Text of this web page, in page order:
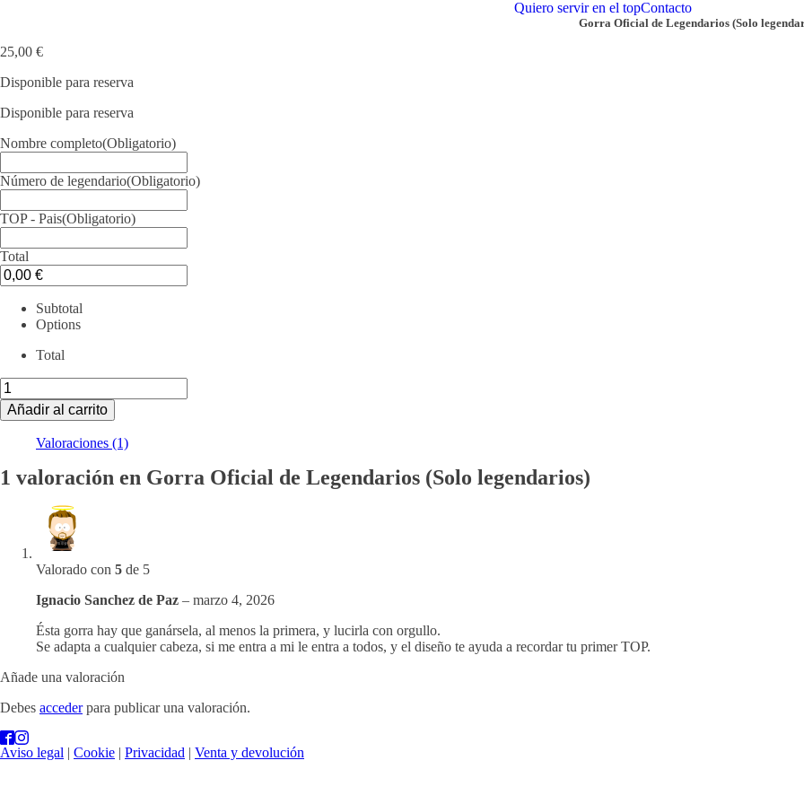
Quiero servir en el topContacto
Gorra Oficial de Legendarios (Solo
25,00 €
Disponible para reserva
Disponible para reserva
Nombre completo(Obligatorio)
Número de legendario(Obligatorio)
TOP - Pais(Obligatorio)
Total
Subtotal
Options
Total
Gorra
Oficial
de
cantidad
Añadir al carrito
Valoraciones (1)
1 valoración en Gorra Oficial de Legendarios (Solo legendarios)
Valorado con 5 de 5
Ignacio Sanchez de Paz – marzo 4, 2026
Ésta gorra hay que ganársela, al menos la primera, y lucirla con orgullo.
Se adapta a cualquier cabeza, si me entra a mi le entra a todos, y el diseño te ayuda a recordar tu primer TOP.
Añade una valoración
Debes accederpara publicar una valoración.
Aviso legal | Cookie | Privacidad | Venta y devolución